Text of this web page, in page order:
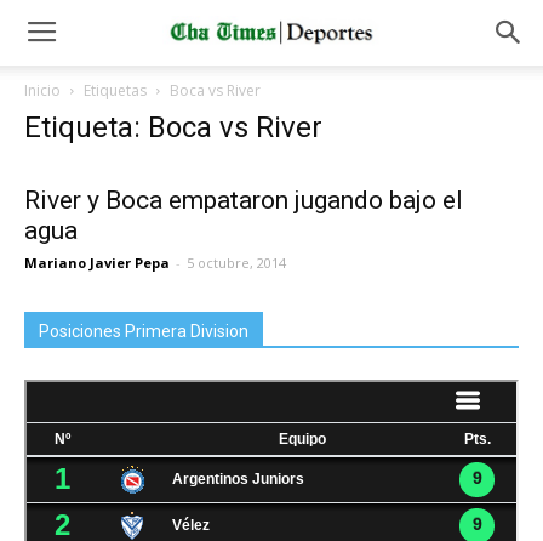
Inicio Etiquetas Boca vs River
Etiqueta: Boca vs River
River y Boca empataron jugando bajo el
agua
Mariano Javier Pepa - 5 octubre, 2014
Posiciones Primera Division